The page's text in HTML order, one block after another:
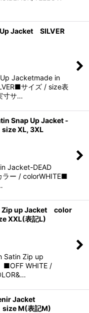
Up Jacket SILVER
Jacketmade in
サイズ / size表
寸サ…
Snap Up Jacket -
XL, 3XL
Jacket-DEAD
ラー / colorWHITE■
Zip up Jacket color
XXL(表記L)
Satin Zip up
WHITE /
Jacket
M(表記M)